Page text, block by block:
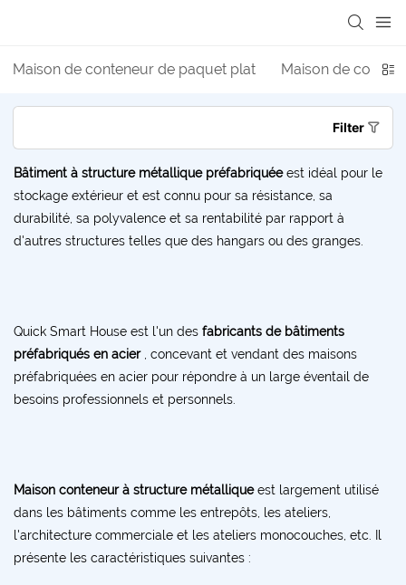
Maison de conteneur de paquet plat Maison de
Filter
Bâtiment à structure métallique préfabriquéeest idéal pour le
stockage extérieur et est connu pour sa résistance, sa
durabilité, sa polyvalence et sa rentabilité par rapport à
d'autres structures telles que des hangars ou des granges.
Quick Smart House est l'un des fabricants de bâtiments
préfabriqués en acier
, concevant et vendant des maisons
préfabriquées en acier pour répondre à un large éventail de
besoins professionnels et personnels.
Maison conteneur à structure métalliqueest largement utilisé
dans les bâtiments comme les entrepôts, les ateliers,
l'architecture commerciale et les ateliers monocouches, etc. Il
présente les caractéristiques suivantes :